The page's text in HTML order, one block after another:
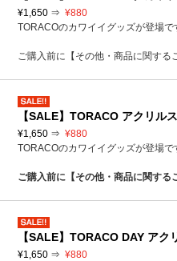
¥1,650 ⇒ ¥880
TORACOのカワイイグッズが登場で
ご購入前に【その他・商品に関する
【SALE】TORACO アクリル
¥1,650 ⇒ ¥880
TORACOのカワイイグッズが登場で
ご購入前に【その他・商品に関する
【SALE】TORACO DAY アク
¥1,650 ⇒ ¥880